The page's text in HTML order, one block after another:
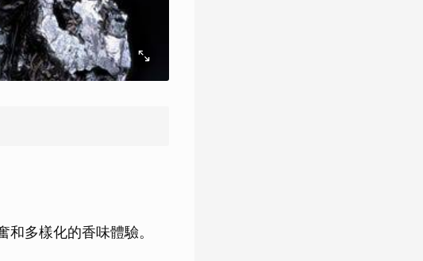
多樣化的香味體驗。